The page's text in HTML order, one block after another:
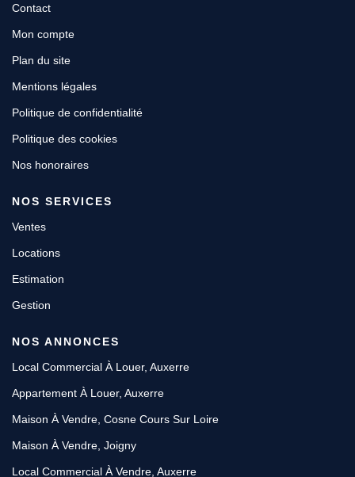
Contact
Mon compte
Plan du site
Mentions légales
Politique de confidentialité
Politique des cookies
Nos honoraires
NOS SERVICES
Ventes
Locations
Estimation
Gestion
NOS ANNONCES
Local Commercial À Louer, Auxerre
Appartement À Louer, Auxerre
Maison À Vendre, Cosne Cours Sur Loire
Maison À Vendre, Joigny
Local Commercial À Vendre, Auxerre